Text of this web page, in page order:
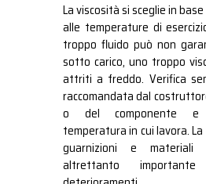
La viscosità si sceglie in
alle temperature di
troppo fluido può non
sotto carico, uno troppo
attriti a freddo. Verifica
raccomandata dal
o del componente e
temperatura in cui lavora.
guarnizioni e
altrettanto